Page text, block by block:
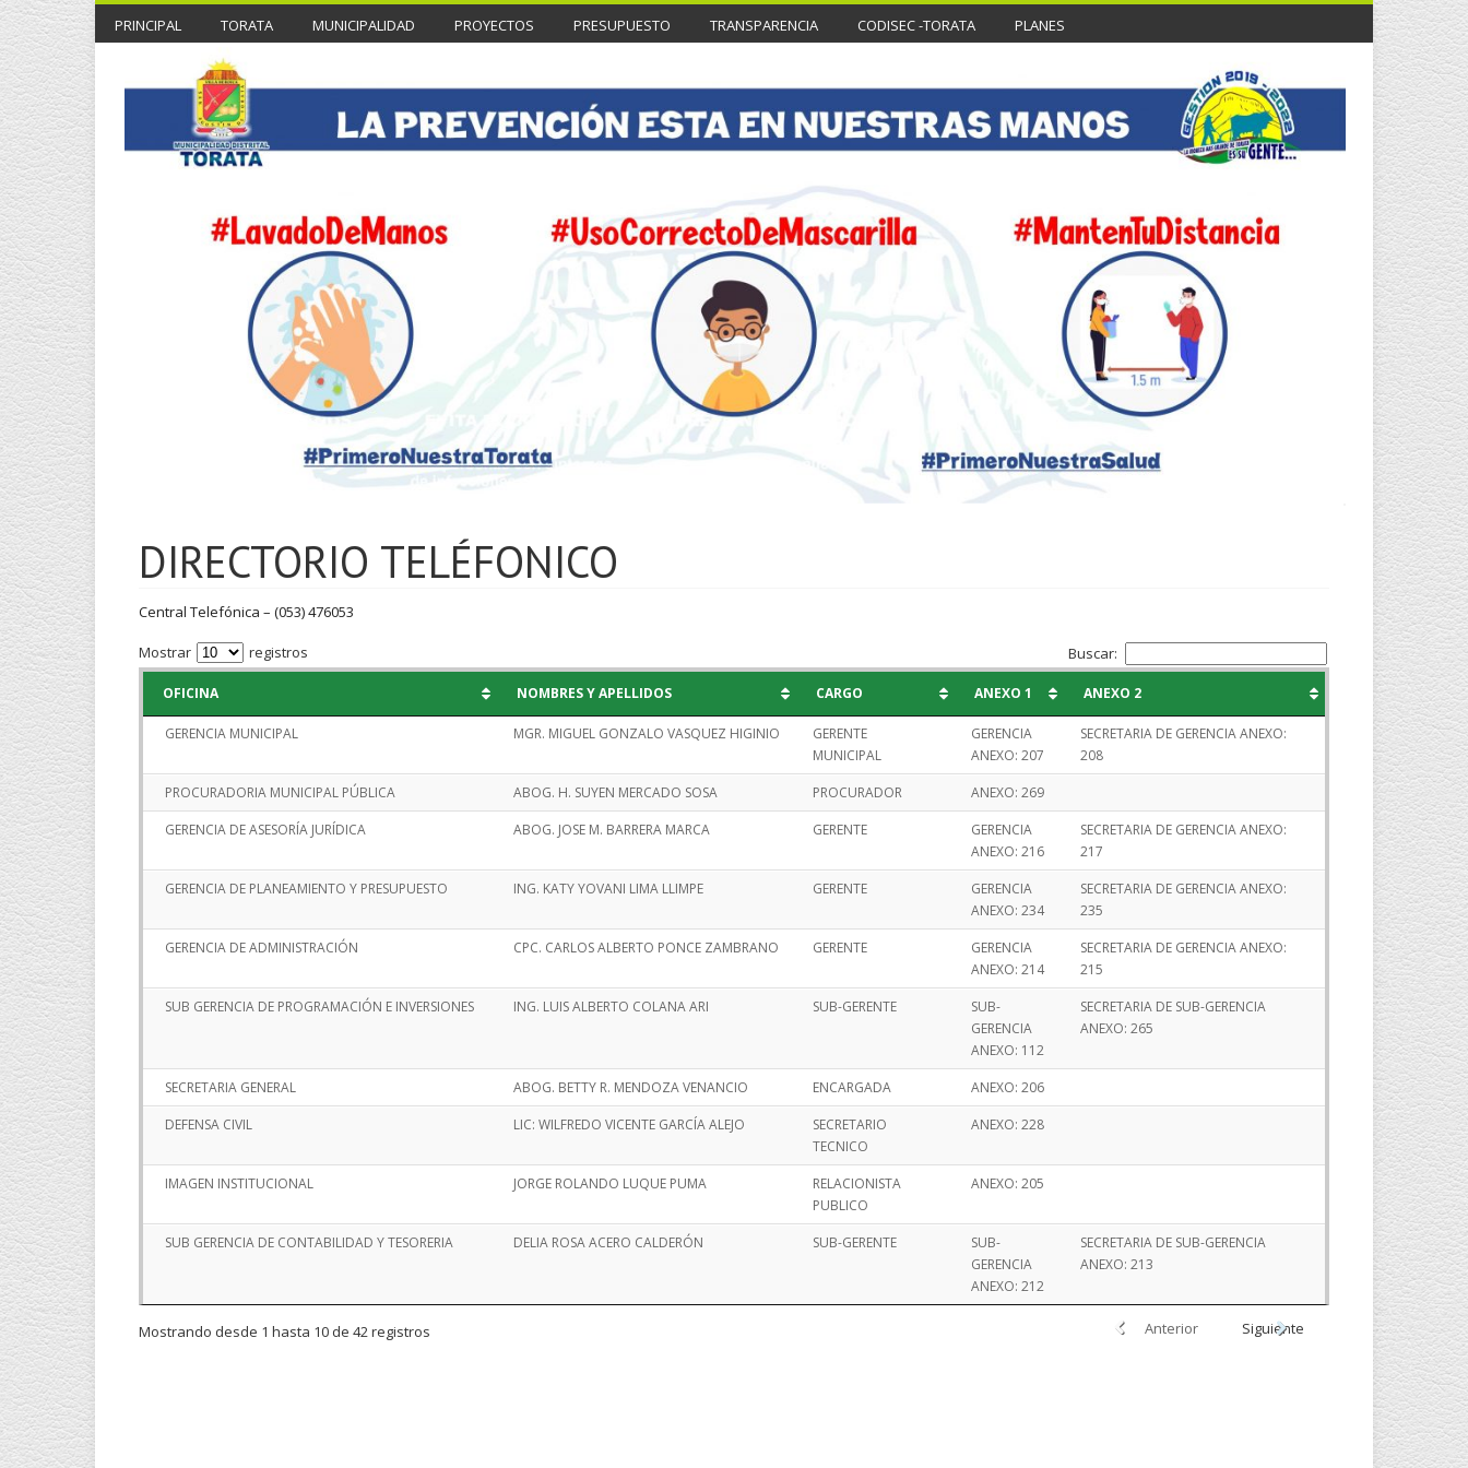
PRINCIPAL TORATA MUNICIPALIDAD PROYECTOS PRESUPUESTO TRANSPARENCIA CODISEC -TORATA PLANES
DIRECTORIO TELÉFONICO
Central Telefónica – (053) 476053
Mostrar registros Buscar:
OFICINA NOMBRES Y APELLIDOS CARGO ANEXO 1 ANEXO 2
GERENCIA MUNICIPAL MGR. MIGUEL GONZALO VASQUEZ HIGINIO
GERENTE
MUNICIPAL
GERENCIA
ANEXO: 207
SECRETARIA DE GERENCIA ANEXO:
208
PROCURADORIA MUNICIPAL PÚBLICA
ABOG. H. SUYEN MERCADO SOSA PROCURADOR
ANEXO: 269
GERENCIA DE ASESORÍA JURÍDICA
ABOG. JOSE M. BARRERA MARCA GERENTE
GERENCIA
ANEXO: 216
SECRETARIA DE GERENCIA ANEXO:
217
GERENCIA DE PLANEAMIENTO Y PRESUPUESTO
ING. KATY YOVANI LIMA LLIMPE GERENTE
GERENCIA
ANEXO: 234
SECRETARIA DE GERENCIA ANEXO:
235
GERENCIA DE ADMINISTRACIÓN
CPC. CARLOS ALBERTO PONCE ZAMBRANO GERENTE
GERENCIA
ANEXO: 214
SECRETARIA DE GERENCIA ANEXO:
215
SUB GERENCIA DE PROGRAMACIÓN E INVERSIONES
ING. LUIS ALBERTO COLANA ARI SUB-GERENTE
SUB-
GERENCIA
ANEXO: 112
SECRETARIA DE SUB-GERENCIA
ANEXO: 265
SECRETARIA GENERAL ABOG. BETTY R. MENDOZA VENANCIO ENCARGADA
ANEXO: 206
DEFENSA CIVIL
LIC: WILFREDO VICENTE GARCÍA ALEJO
SECRETARIO
TECNICO
ANEXO: 228
IMAGEN INSTITUCIONAL JORGE ROLANDO LUQUE PUMA
RELACIONISTA
PUBLICO
ANEXO: 205
SUB GERENCIA DE CONTABILIDAD Y TESORERIA DELIA ROSA ACERO CALDERÓN SUB-GERENTE
SUB-
GERENCIA
ANEXO: 212
SECRETARIA DE SUB-GERENCIA
ANEXO: 213
Mostrando desde 1 hasta 10 de 42 registros Anterior Siguiente